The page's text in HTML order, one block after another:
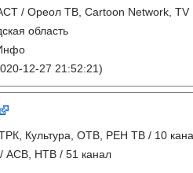
/ Ореол ТВ, Cartoon Network, TV
область
12-27 21:52:21)
Культура, ОТВ, РЕН ТВ / 10
АСВ, НТВ / 51 канал